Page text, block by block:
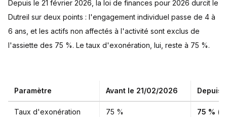
Depuis le 21 février 2026, la loi de finances pour 2026 durcit le
Dutreil sur deux points : l'engagement individuel passe de 4 à
6 ans, et les actifs non affectés à l'activité sont exclus de
l'assiette des 75 %. Le taux d'exonération, lui, reste à 75 %.
Paramètre Avant le 21/02/2026 Depuis
Taux d'exonération 75 % 75 %